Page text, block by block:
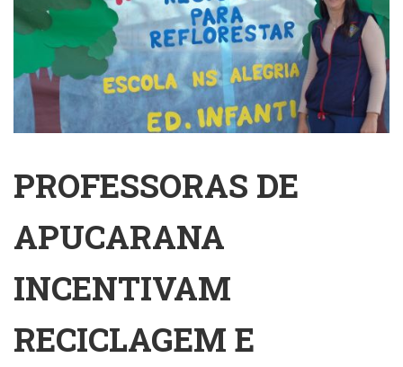
PROFESSORAS DE
APUCARANA
INCENTIVAM
RECICLAGEM E